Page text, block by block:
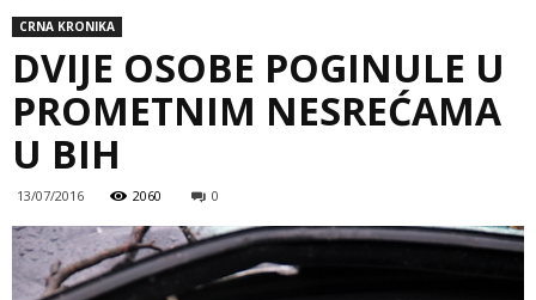
CRNA KRONIKA
DVIJE OSOBE POGINULE U
PROMETNIM NESREĆAMA
U BIH
13/07/2016 2060 0